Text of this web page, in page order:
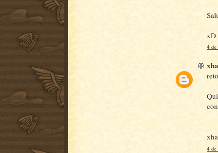
xD
4 de
4 de